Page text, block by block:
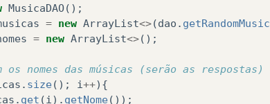
MusicaDAO();
= new ArrayList<>(dao . getRandomMusic
= new ArrayList<>();
nomes das músicas (serão as respostas)
. size(); i++){
. get (i ). getNome());